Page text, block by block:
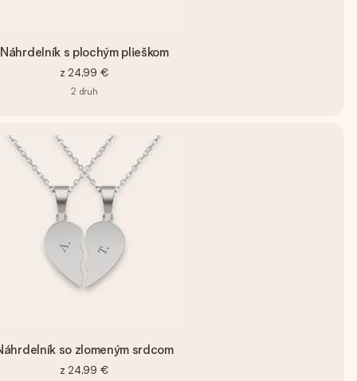
Náhrdelník s plochým plieškom
z 24,99 €
2 druh
so zlomeným srdcom
z 24,99 €